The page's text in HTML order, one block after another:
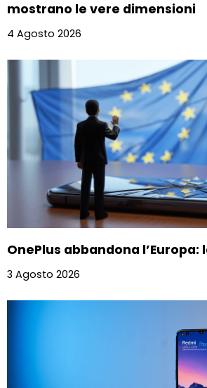
mostrano le vere dimensioni
4 Agosto 2026
OnePlus abbandona l’Europa:
3 Agosto 2026